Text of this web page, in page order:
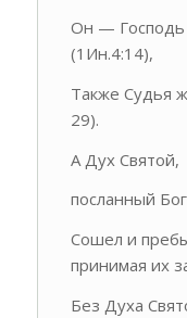
Он — Господь
(1Ин.4:14),
Также Судья
29).
А Дух Святой,
посланный
Сошел и
принимая их
Без Духа